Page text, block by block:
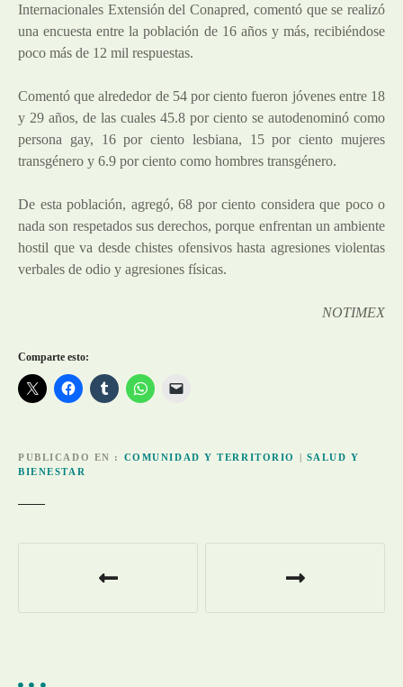
Internacionales Extensión del Conapred, comentó que se realizó
una encuesta entre la población de 16 años y más, recibiéndose
poco más de 12 mil respuestas.
Comentó que alrededor de 54 por ciento fueron jóvenes entre 18
y 29 años, de las cuales 45.8 por ciento se autodenominó como
persona gay, 16 por ciento lesbiana, 15 por ciento mujeres
transgénero y 6.9 por ciento como hombres transgénero.
De esta población, agregó, 68 por ciento considera que poco o
nada son respetados sus derechos, porque enfrentan un ambiente
hostil que va desde chistes ofensivos hasta agresiones violentas
verbales de odio y agresiones físicas.
NOTIMEX
Comparte esto:
PUBLICADO EN COMUNIDAD Y TERRITORIO
SALUD Y
BIENESTAR